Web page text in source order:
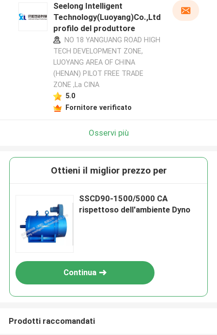
Seelong Intelligent
Technology(Luoyang)Co.,Ltd
profilo del produttore
NO 18 YANGUANG ROAD HIGH
TECH DEVELOPMENT ZONE,
LUOYANG AREA OF CHINA
(HENAN) PILOT FREE TRADE
ZONE ,La CINA
5.0
Fornitore verificato
Osservi più
Ottieni il miglior prezzo per
SSCD90-1500/5000 CA
rispettoso dell'ambiente Dyno
Continua
Prodotti raccomandati